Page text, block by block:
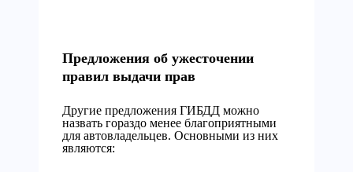
Предложения об ужесточении
правил выдачи прав
Другие предложения ГИБДД можно
назвать гораздо менее благоприятными
для автовладельцев. Основными из них
являются: